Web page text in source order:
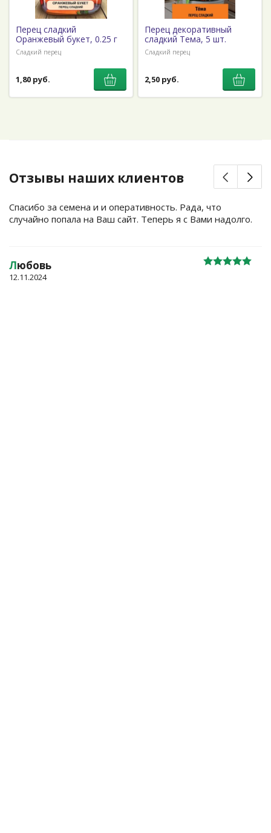
Перец сладкий
Оранжевый букет, 0.25 г
Сладкий перец
1,80 руб.
Перец декоративный
сладкий Тема, 5 шт.
Сладкий перец
2,50 руб.
Отзывы наших клиентов
Спасибо за семена и и оперативность. Рада, что
случайно попала на Ваш сайт. Теперь я с Вами надолго.
Любовь
12.11.2024